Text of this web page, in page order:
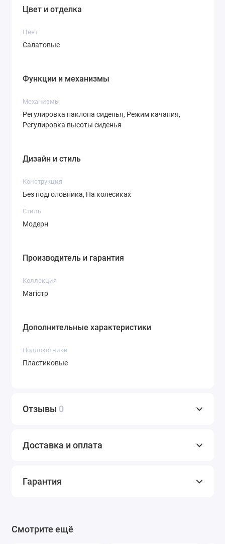
Цвет и отделка
Цвет
Салатовые
Функции и механизмы
Механизмы
Регулировка наклона сиденья, Режим качания,
Регулировка высоты сиденья
Дизайн и стиль
Конструкция
Без подголовника, На колесиках
Стиль
Модерн
Производитель и гарантия
Коллекция
Магістр
Дополнительные характеристики
Подлокотники
Пластиковые
Отзывы 0
Доставка и оплата
Гарантия
Смотрите ещё